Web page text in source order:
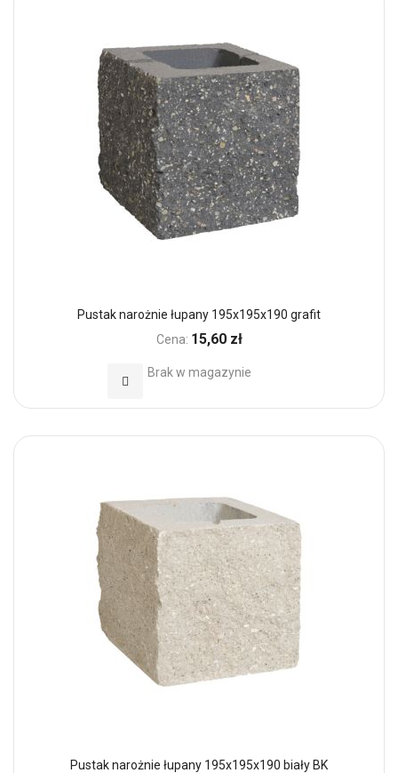
Pustak narożnie łupany 195x195x190 grafit
Cena: 15,60 zł
Brak w magazynie
Dodaj do Ulubionych
Pustak narożnie łupany 195x195x190 biały BK